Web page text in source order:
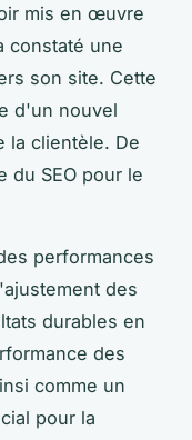
mis en œuvre
constaté une
son site. Cette
d'un nouvel
la clientèle. De
du SEO pour le
performances
des
durables en
des
comme un
pour la